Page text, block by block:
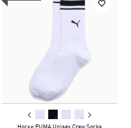
Носки PUMA Unisex Crew Socks